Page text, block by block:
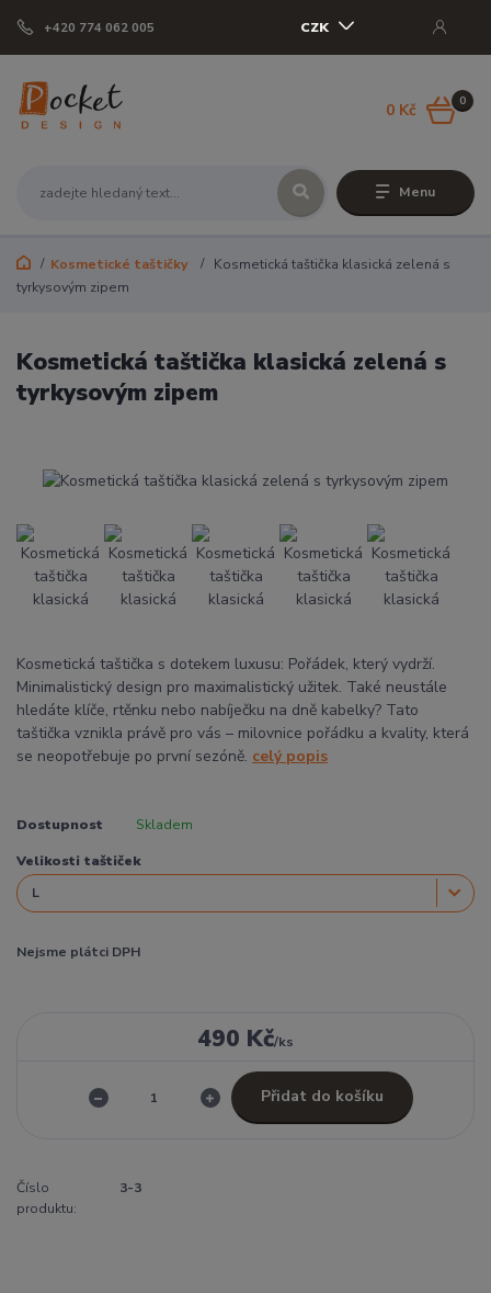
Menu
CZK
+420 774 062 005
0
0 Kč
Kosmetické taštičky
Kosmetická taštička klasická zelená s
tyrkysovým zipem
Kosmetická taštička klasická zelená s
tyrkysovým zipem
Kosmetická taštička s dotekem luxusu: Pořádek, který vydrží.
Minimalistický design pro maximalistický užitek. Také neustále
hledáte klíče, rtěnku nebo nabíječku na dně kabelky? Tato
taštička vznikla právě pro vás – milovnice pořádku a kvality, která
se neopotřebuje po první sezóně. celý popis
Dostupnost Skladem
Velikosti taštiček
Nejsme plátci DPH
490 Kč/ks
Přidat do košíku
Číslo
produktu:
3-3